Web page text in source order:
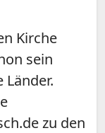
Kirche
sein
zu den